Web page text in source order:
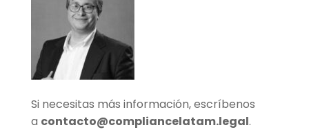
Si necesitas más información, escríbenos
a contacto@compliancelatam.legal.